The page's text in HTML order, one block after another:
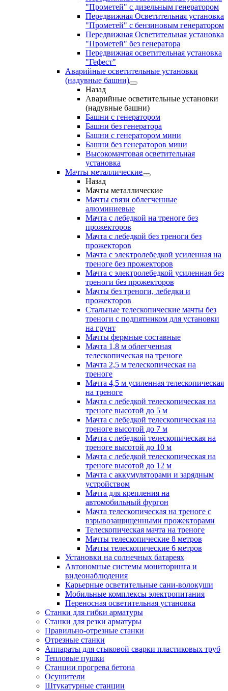
"Прометей" с дизельным генератором
Передвижная Осветительная установка
"Прометей" с бензиновым генератором
Передвижная Осветительная установка
"Прометей" без генератора
Передвижная осветительная установка
"Гефест"
Аварийные осветительные установки
(надувные башни)
Назад
Аварийные осветительные установки
(надувные башни)
Башни с генератором
Башни без генератора
Башни с генератором мини
Башни без генераторов мини
Высокомачтовая осветительная
установка
Мачты металлические
Назад
Мачты металлические
Мачты связи облегченные
алюминиевые
Мачта с лебедкой на треноге без
прожекторов
Мачта с лебедкой без треноги без
прожекторов
Мачта с электролебедкой усиленная на
треноге без прожекторов
Мачта с электролебедкой усиленная без
треноги без прожекторов
Мачты без треноги, лебедки и
прожекторов
Стальные телескопические мачты без
треноги с подпятником для установки
на грунт
Мачты фермные составные
Мачта 1,8 м облегченная
телескопическая на треноге
Мачта 2,5 м телескопическая на
треноге
Мачта 4,5 м усиленная телескопическая
на треноге
Мачта с лебедкой телескопическая на
треноге высотой до 5 м
Мачта с лебедкой телескопическая на
треноге высотой до 7 м
Мачта с лебедкой телескопическая на
треноге высотой до 10 м
Мачта с лебедкой телескопическая на
треноге высотой до 12 м
Мачта с аккумуляторами и зарядным
устройством
Мачта для крепления на
автомобильный фургон
Мачта телескопическая на треноге с
взрывозащищенными прожекторами
Телескопическая мачта на треноге
Мачты телескопические 8 метров
Мачты телескопические 6 метров
Установки на солнечных батареях
Автономные системы мониторинга и
видеонаблюдения
Карьерные осветительные сани-волокуши
Мобильные комплексы электропитания
Переносная осветительная установка
Станки для гибки арматуры
Станки для резки арматуры
Правильно-отрезные станки
Отрезные станки
Аппараты для стыковой сварки пластиковых труб
Тепловые пушки
Станции прогрева бетона
Осушители
Штукатурные станции